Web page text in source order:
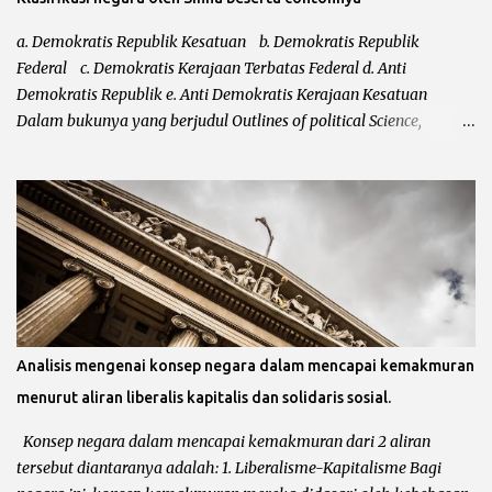
a. Demokratis Republik Kesatuan b. Demokratis Republik
Federal c. Demokratis Kerajaan Terbatas Federal d. Anti
Demokratis Republik e. Anti Demokratis Kerajaan Kesatuan
Dalam bukunya yang berjudul Outlines of political Science,
tidak memasukkan bentuk negara totaliter ataupun otoriter
kedalam klasifikasi negara. Setelah klasifikasi Leacock diperbaiki
masih juga belum sempurna, hal ini karena belum
ditempatkannya negara-negara demokrasi modern dan
demokrasi kuno. Maka setelah itu, Shina menyempurnakan
klasifikasi Leacock dengan bentuk-bentuk totaliter atau otoriter
dan yang bersifat anti demokrasi. a. Demokratis Republik
tunggal dan didalamnya tidak terdapat negara bagian. Negara
kesatuan menempatkan pemerintah pusat sebagai otoritas
tertinggi. Sementara wilayah-wilayah administratif di...
Analisis mengenai konsep negara dalam mencapai kemakmuran
menurut aliran liberalis kapitalis dan solidaris sosial.
Konsep negara dalam mencapai kemakmuran dari 2 aliran
tersebut diantaranya adalah: 1. Liberalisme-Kapitalisme Bagi